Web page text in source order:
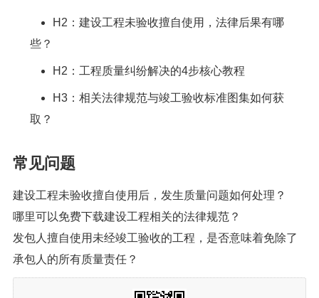
H2：建设工程未验收擅自使用，法律后果有哪
些？
H2：工程质量纠纷解决的4步核心教程
H3：相关法律规范与竣工验收标准图集如何获
取？
常见问题
建设工程未验收擅自使用后，发生质量问题如何处理？
哪里可以免费下载建设工程相关的法律规范？
发包人擅自使用未经竣工验收的工程，是否意味着免除了
承包人的所有质量责任？